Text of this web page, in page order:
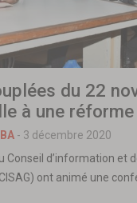
du 22
à une
- 3 décembre 2020
Conseil d’information et
ont animé une